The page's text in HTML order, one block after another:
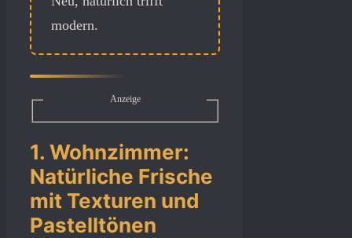
modern.
Anzeige
1. Wohnzimmer:
Natürliche Frische
mit Texturen und
Pastelltönen